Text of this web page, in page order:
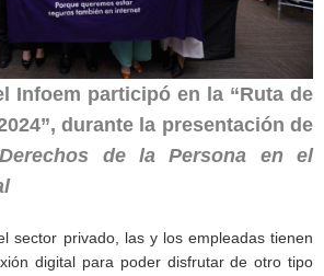
Infoem participó en la “Ruta de
durante la presentación de
de la Persona en el
sector privado, las y los empleadas tienen
digital para poder disfrutar de otro tipo